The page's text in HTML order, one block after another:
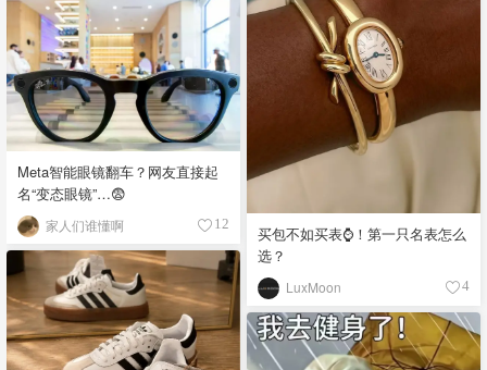
买包不如买表⌚️！第一只名表怎么
选？
LuxMoon 4
Meta智能眼镜翻车？网友直接起
名“变态眼镜”…😨
家人们谁懂啊 12